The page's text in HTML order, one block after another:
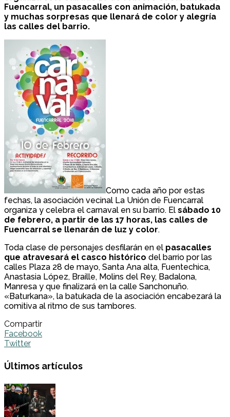
Fuencarral, un pasacalles con animación, batukada
y muchas sorpresas que llenará de color y alegría
las calles del barrio.
Como cada año por estas
fechas, la asociación vecinal La Unión de Fuencarral
organiza y celebra el carnaval en su barrio. El sábado 10
de febrero, a partir de las 17 horas, las calles de
Fuencarral se llenarán de luz y color.
Toda clase de personajes desfilarán en el pasacalles
que atravesará el casco histórico del barrio por las
calles Plaza 28 de mayo, Santa Ana alta, Fuentechica,
Anastasia López, Braille, Molins del Rey, Badalona,
Manresa y que finalizará en la calle Sanchonuño.
«Baturkana», la batukada de la asociación encabezará la
comitiva al ritmo de sus tambores.
Compartir
Facebook
Twitter
Últimos artículos